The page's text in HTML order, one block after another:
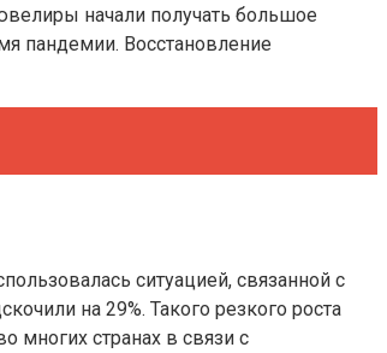
начали получать большое
пандемии. Восстановление
ситуацией, связанной с
на 29%. Такого резкого роста
многих странах в связи с